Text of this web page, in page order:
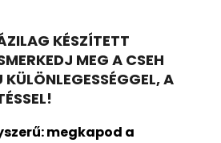
KÉSZÍTETT
MEG A CSEH
A
megkapod a